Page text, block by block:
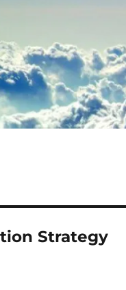
Strategy